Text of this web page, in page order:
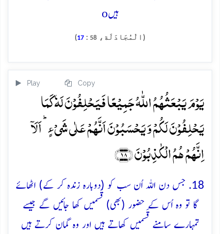
ہیںo
(الْمُجَادَلَة، 58
:
17
)
Play Copy
یَوۡمَ یَبۡعَثُہُمُ اللّٰہُ جَمِیۡعًا فَیَحۡلِفُوۡنَ لَہٗ کَمَا
یَحۡلِفُوۡنَ لَکُمۡ وَ یَحۡسَبُوۡنَ اَنَّہُمۡ عَلٰی شَیۡءٍ ؕ اَلَاۤ
اِنَّہُمۡ ہُمُ الۡکٰذِبُوۡنَ ﴿۱۸﴾
18. جس دن اللہ اُن سب کو (دوبارہ زندہ کر کے) اٹھائے
گا تو وہ اُس کے حضور (بھی) قَسمیں کھا جائیں گے جیسے
تمہارے سامنے قَسمیں کھاتے ہیں اور وہ گمان کرتے ہیں